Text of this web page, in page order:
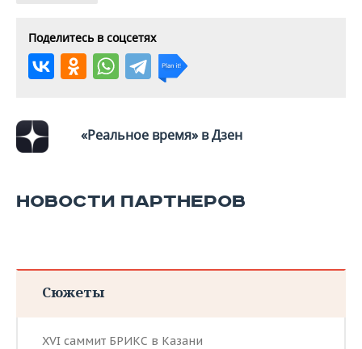
Поделитесь в соцсетях
«Реальное время» в Дзен
НОВОСТИ ПАРТНЕРОВ
Сюжеты
XVI саммит БРИКС в Казани